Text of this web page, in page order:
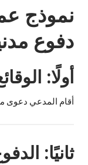
نموذج
دفوع
أولًا:
أقام المدعي دعوى
ثانيًا: